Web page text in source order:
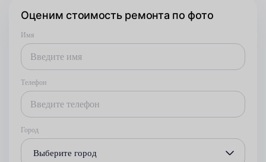
Оценим стоимость ремонта по фото
Имя
Телефон
Город
Выберите город